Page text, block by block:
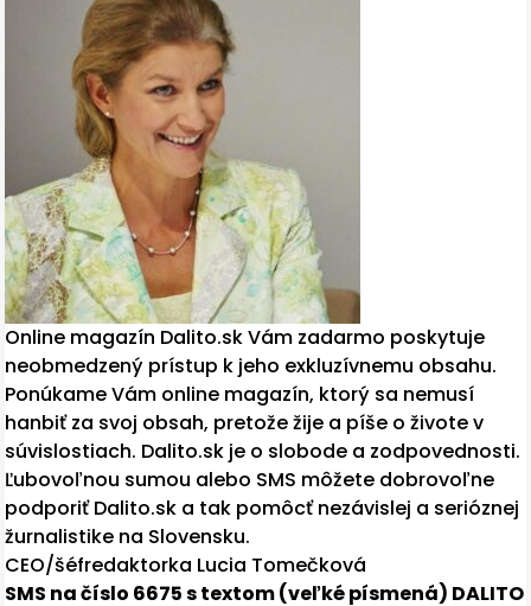
Online magazín Dalito.sk Vám zadarmo poskytuje
neobmedzený prístup k jeho exkluzívnemu obsahu.
Ponúkame Vám online magazín, ktorý sa nemusí
hanbiť za svoj obsah, pretože žije a píše o živote v
súvislostiach. Dalito.sk je o slobode a zodpovednosti.
Ľubovoľnou sumou alebo SMS môžete dobrovoľne
podporiť Dalito.sk a tak pomôcť nezávislej a serióznej
žurnalistike na Slovensku.
CEO/šéfredaktorka Lucia Tomečková
SMS na číslo 6675 s textom (veľké písmená) DALITO